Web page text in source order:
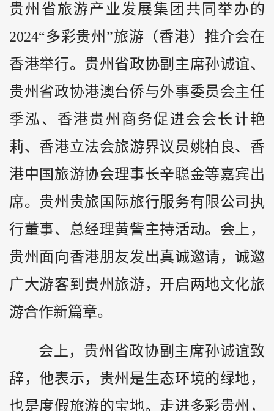
贵州省旅游产业发展集团共同举办的
2024“多彩贵州”旅游（香港）推介会在
香港举行。贵州省政协副主席孙诚谊、
贵州省政协港澳台侨与外事委员会主任
季泓、香港贵州商务促进会会长计艳
莉、香港立法会旅游界议员姚柏良、香
港中国旅游协会理事长辛聪金等嘉宾出
席。贵州贵旅国际旅行服务有限公司执
行董事、总经理黄訾主持活动。会上，
贵州面向香港朋友发出真诚邀请，诚邀
广大游客到贵州旅游，开启两地文化旅
游合作新篇章。
会上，贵州省政协副主席孙诚谊致
辞，他表示，贵州是生态环境的绿地，
也是度假旅游的宝地。走进多彩贵州，